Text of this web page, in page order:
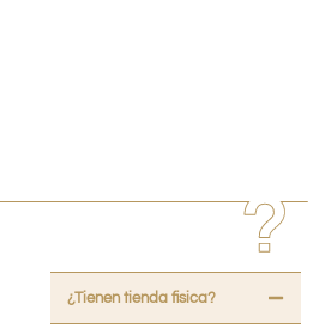
¿Tienen tienda fisica?